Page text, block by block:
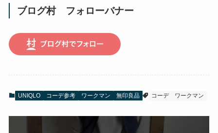
ブログ村 フォローバナー
UNIQLO コーデ参考 ワークマン 無印良品 コーデ ワークマン